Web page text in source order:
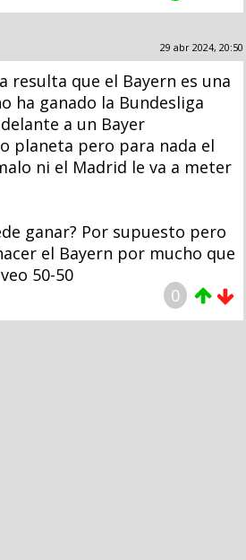
29 abr 2024, 20:50
resulta que el Bayern es una
ha ganado la Bundesliga
a un Bayer
planeta pero para nada el
ni el Madrid le va a meter
ganar? Por supuesto pero
el Bayern por mucho que
50-50
0